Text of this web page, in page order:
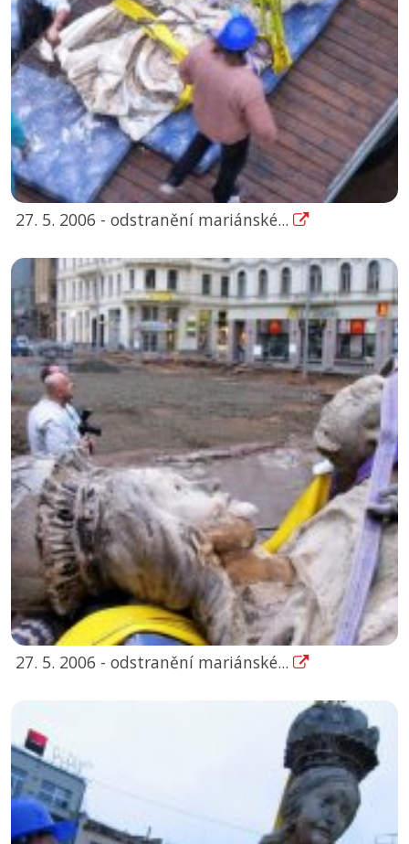
27. 5. 2006 - odstranění mariánské...
27. 5. 2006 - odstranění mariánské...